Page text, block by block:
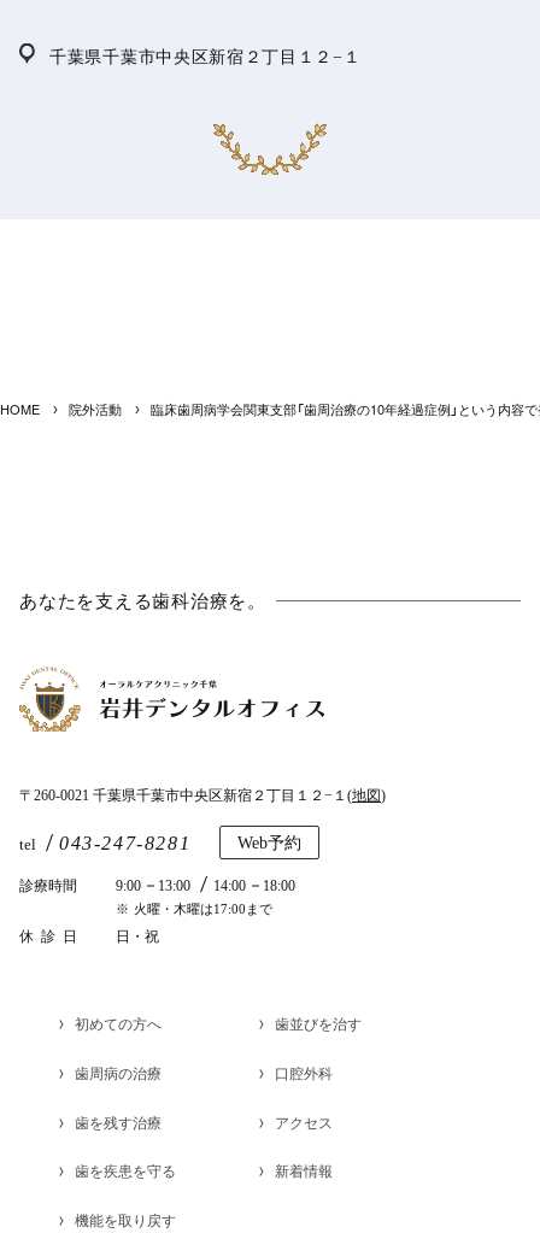
千葉県千葉市中央区新宿２丁目１２−１
HOME 院外活動 臨床歯周病学会関東支部「歯周治療の10年経過症例」という内容
あなたを支える歯科治療を。
〒260-0021 千葉県千葉市中央区新宿２丁目１２−１(地図)
tel 043-247-8281 Web予約
診療時間 9:00 13:00 14:00 18:00
火曜・木曜は17:00まで
休診日 日・祝
初めての方へ
歯周病の治療
歯を残す治療
歯を疾患を守る
機能を取り戻す
歯並びを治す
口腔外科
アクセス
新着情報